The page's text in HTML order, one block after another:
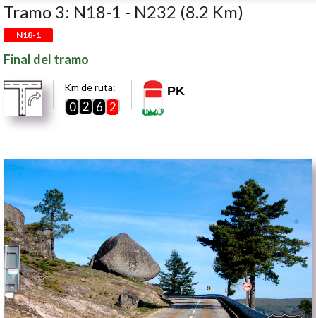
Tramo 3: N18-1 - N232 (8.2 Km)
N18-1
Final del tramo
Km de ruta:
0 2 6 2
PK